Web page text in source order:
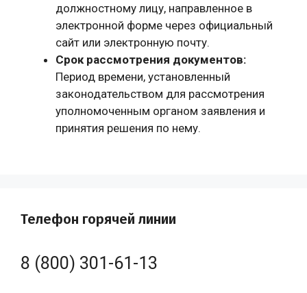
должностному лицу, направленное в
электронной форме через официальный
сайт или электронную почту.
Срок рассмотрения документов:
Период времени, установленный
законодательством для рассмотрения
уполномоченным органом заявления и
принятия решения по нему.
Телефон горячей линии
8 (800) 301-61-13